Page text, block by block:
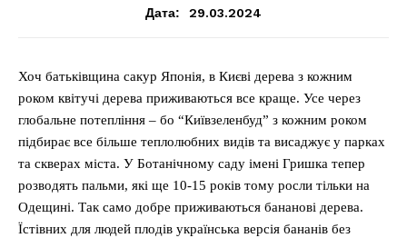
Дата: 29.03.2024
Хоч батьківщина сакур Японія, в Києві дерева з кожним
роком квітучі дерева приживаються все краще. Усе через
глобальне потепління – бо “Київзеленбуд” з кожним роком
підбирає все більше теплолюбних видів та висаджує у парках
та скверах міста. У Ботанічному саду імені Гришка тепер
розводять пальми, які ще 10-15 років тому росли тільки на
Одещині. Так само добре приживаються бананові дерева.
Їстівних для людей плодів українська версія бананів без